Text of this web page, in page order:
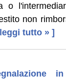
o
non
tutto » ]